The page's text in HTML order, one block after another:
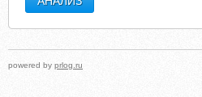
powered by prlog.ru